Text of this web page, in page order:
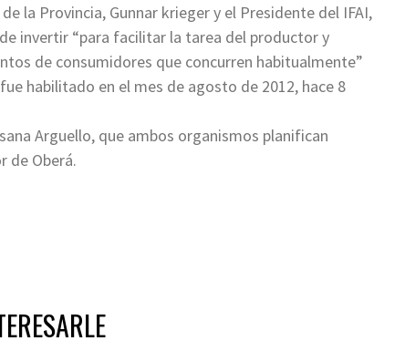
la Provincia, Gunnar krieger y el Presidente del IFAI,
invertir “para facilitar la tarea del productor y
de consumidores que concurren habitualmente”
habilitado en el mes de agosto de 2012, hace 8
Arguello, que ambos organismos planifican
de Oberá.